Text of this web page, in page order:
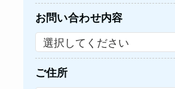
お問い合わせ内容
ご住所